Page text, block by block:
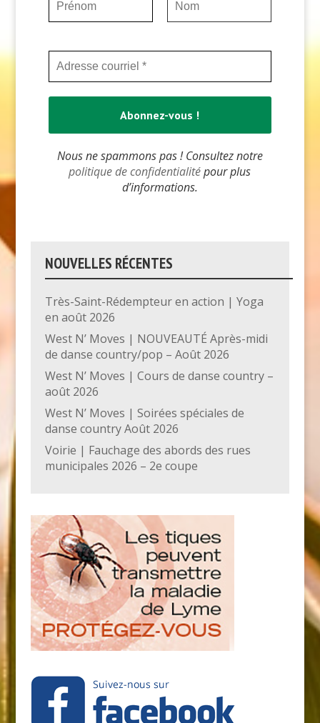
Nous ne spammons pas ! Consultez notre
politique de confidentialitépour plus
d’informations.
NOUVELLES RÉCENTES
Très-Saint-Rédempteur en action | Yoga
en août 2026
West N’ Moves | NOUVEAUTÉ Après-midi
de danse country/pop – Août 2026
West N’ Moves | Cours de danse country –
août 2026
West N’ Moves | Soirées spéciales de
danse country Août 2026
Voirie | Fauchage des abords des rues
municipales 2026 – 2e coupe